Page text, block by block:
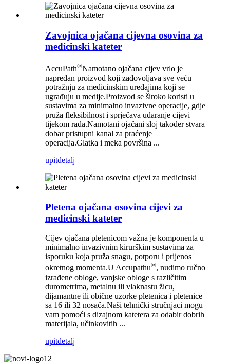
Zavojnica ojačana cijevna osovina za
medicinski kateter
AccuPath®Namotano ojačana cijev vrlo je
napredan proizvod koji zadovoljava sve veću
potražnju za medicinskim uređajima koji se
ugrađuju u medije.Proizvod se široko koristi u
sustavima za minimalno invazivne operacije, gdje
pruža fleksibilnost i sprječava udaranje cijevi
tijekom rada.Namotani ojačani sloj također stvara
dobar pristupni kanal za praćenje
operacija.Glatka i meka površina ...
upitdetalj
Pletena ojačana osovina cijevi za
medicinski kateter
Cijev ojačana pletenicom važna je komponenta u
minimalno invazivnim kirurškim sustavima za
isporuku koja pruža snagu, potporu i prijenos
okretnog momenta.U Accupathu®, nudimo ručno
izrađene obloge, vanjske obloge s različitim
durometrima, metalnu ili vlaknastu žicu,
dijamantne ili obične uzorke pletenica i pletenice
sa 16 ili 32 nosača.Naši tehnički stručnjaci mogu
vam pomoći s dizajnom katetera za odabir dobrih
materijala, učinkovitih ...
upitdetalj